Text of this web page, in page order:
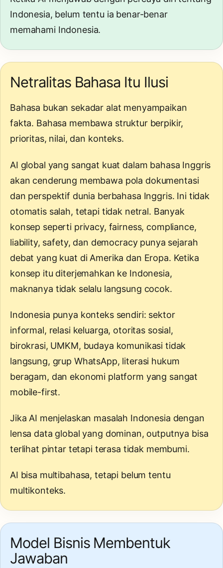
Indonesia, belum tentu ia benar-benar
memahami Indonesia.
Netralitas Bahasa Itu Ilusi
Bahasa bukan sekadar alat menyampaikan
fakta. Bahasa membawa struktur berpikir,
prioritas, nilai, dan konteks.
AI global yang sangat kuat dalam bahasa Inggris
akan cenderung membawa pola dokumentasi
dan perspektif dunia berbahasa Inggris. Ini tidak
otomatis salah, tetapi tidak netral. Banyak
konsep seperti privacy, fairness, compliance,
liability, safety, dan democracy punya sejarah
debat yang kuat di Amerika dan Eropa. Ketika
konsep itu diterjemahkan ke Indonesia,
maknanya tidak selalu langsung cocok.
Indonesia punya konteks sendiri: sektor
informal, relasi keluarga, otoritas sosial,
birokrasi, UMKM, budaya komunikasi tidak
langsung, grup WhatsApp, literasi hukum
beragam, dan ekonomi platform yang sangat
mobile-first.
Jika AI menjelaskan masalah Indonesia dengan
lensa data global yang dominan, outputnya bisa
terlihat pintar tetapi terasa tidak membumi.
AI bisa multibahasa, tetapi belum tentu
multikonteks.
Model Bisnis Membentuk
Jawaban